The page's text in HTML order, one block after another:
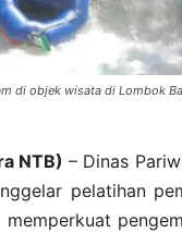
di objek wisata di Lombok
NTB) – Dinas
pelatihan